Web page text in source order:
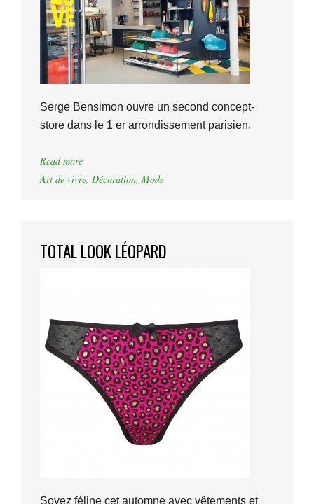
Serge Bensimon ouvre un second concept-
store dans le 1 er arrondissement parisien.
Read more
Art de vivre, Décoration, Mode
TOTAL LOOK LÉOPARD
Soyez féline cet automne avec vêtements et